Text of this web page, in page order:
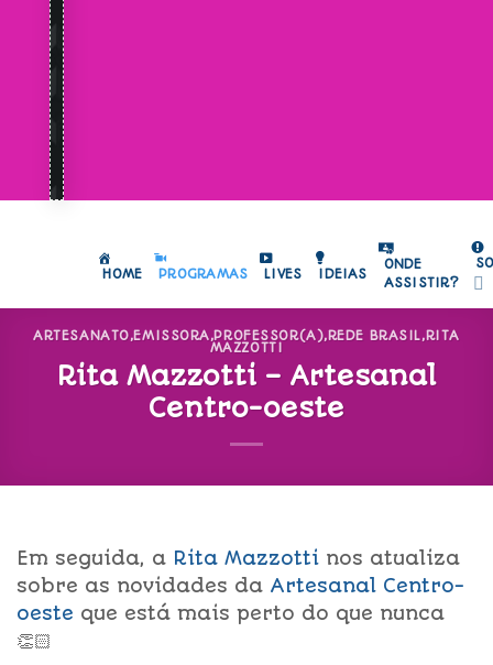
HOME PROGRAMAS LIVES IDEIAS
ONDE
ASSISTIR?
ARTESANATO,EMISSORA,PROFESSOR(A),REDE BRASIL,RITA
MAZZOTTI
Rita Mazzotti – Artesanal
Centro-oeste
Em seguida, a Rita Mazzotti nos atualiza
sobre as novidades da Artesanal Centro-
oeste que está mais perto do que nunca
👏🏻